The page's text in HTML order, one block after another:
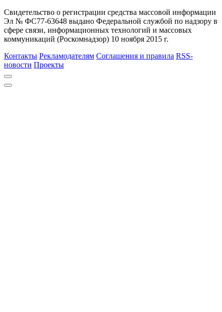
Свидетельство о регистрации средства массовой информации
Эл № ФС77-63648 выдано Федеральной службой по надзору в
сфере связи, информационных технологий и массовых
коммуникаций (Роскомнадзор) 10 ноября 2015 г.
Контакты Рекламодателям Соглашения и правила RSS-
новости Проекты